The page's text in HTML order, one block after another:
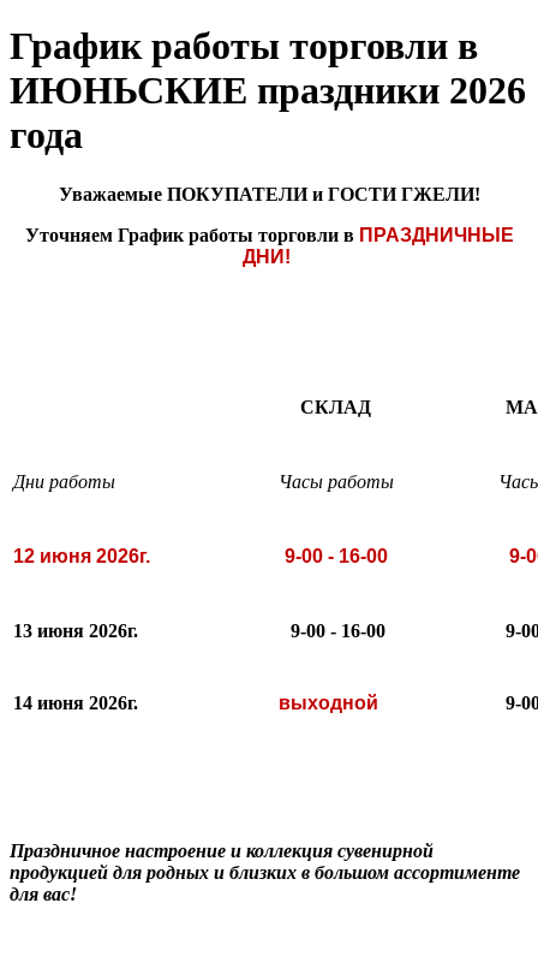
График работы торговли в
ИЮНЬСКИЕ праздники 2026
года
Уважаемые ПОКУПАТЕЛИ и ГОСТИ ГЖЕЛИ!
Уточняем График работы торговли в ПРАЗДНИЧНЫЕ
ДНИ!
СКЛАД
Дни работы Часы работы
12 июня 2026г. 9-00 - 16-00 9-
13 июня 2026г. 9-00 - 16-00 9-
14 июня 2026г. выходной 9-
Праздничное настроение и коллекция сувенирной
продукцией для родных и близких в большом ассортименте
для вас!